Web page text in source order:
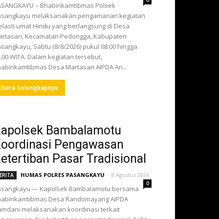
– Bhabinkamtibmas Polsek
melaksanakan pengamanan kegiatan
umat Hindu yang berlangsung di Desa
Kecamatan Pedongga, Kabupaten
Sabtu (8/8/2026) pukul 08.00 hingga
WITA. Dalam kegiatan tersebut,
Desa Martasari AIPDA Ari...
Baca Selengkapnya
Bambalamotu
Pengawasan
Pasar Tradisional
HUMAS POLRES PASANGKAYU - 8 Agustus 2026
0
— Kapolsek Bambalamotu bersama
Desa Randomayang AIPDA
melaksanakan koordinasi terkait